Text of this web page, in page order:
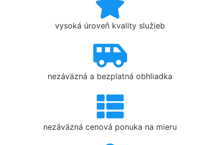
vysoká úroveň kvality služieb
nezáväzná a bezplatná obhliadka
nezáväzná cenová ponuka na mieru